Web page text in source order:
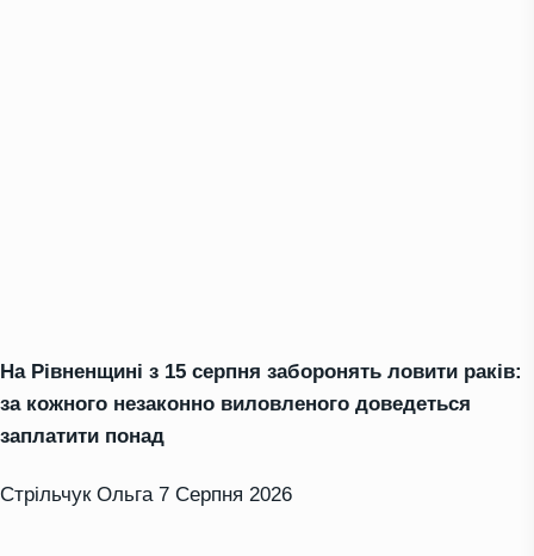
На Рівненщині з 15 серпня заборонять ловити раків:
за кожного незаконно виловленого доведеться
заплатити понад
Стрільчук Ольга 7 Серпня 2026